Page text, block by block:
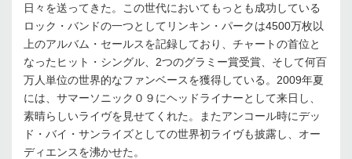
日々を送ってきた。この世代においてもっとも成功している
ロック・バンドの一つとしてリンキン・パークは4500万枚以
上のアルバム・セールスを記録しており、チャートの首位と
なったヒット・シングル、2つのグラミー賞受賞、そして何百
万人単位の世界的なファンベースを獲得している。2009年夏
には、サマーソニック０９にヘッドライナーとして来日し、
素晴らしいライヴを見せてくれた。またアンコール時にデッ
ド・バイ・サンライズとしての世界初ライヴも披露し、オー
ディエンスを沸かせた。